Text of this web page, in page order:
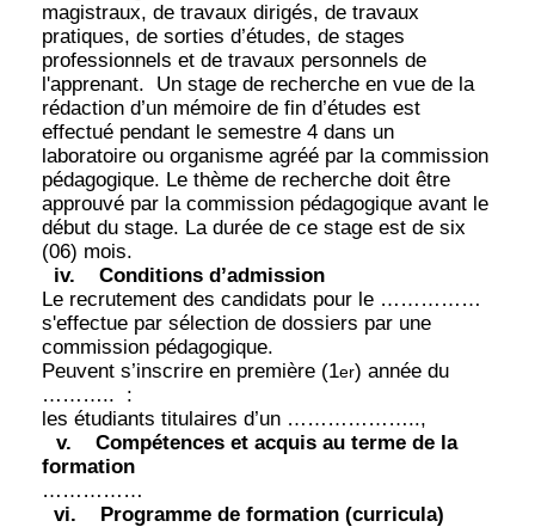
magistraux, de travaux dirigés, de travaux
pratiques, de sorties d’études, de stages
professionnels et de travaux personnels de
l'apprenant.
Un stage de recherche en vue de la
rédaction d’un mémoire de fin d’études est
effectué pendant le semestre 4 dans un
laboratoire ou organisme agréé par la commission
pédagogique. Le thème de recherche doit être
approuvé par la commission pédagogique avant le
début du stage. La durée de ce stage est de six
(06) mois.
iv.
Conditions d’admission
Le recrutement des candidats pour le ……………
s'effectue par sélection de dossiers par une
commission pédagogique.
Peuvent s’inscrire en première (1er) année du
………..
:
les étudiants titulaires d’un ………………..,
v.
Compétences et acquis au terme de la
formation
……………
vi.
Programme de formation (curricula)